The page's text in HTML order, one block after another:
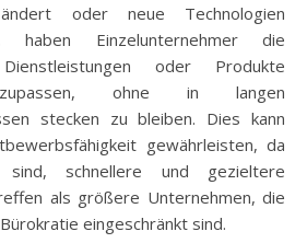
oder neue Technologien
haben Einzelunternehmer die
oder Produkte
ohne in langen
stecken zu bleiben. Dies kann
gewährleisten, da
schnellere und gezieltere
als größere Unternehmen, die
eingeschränkt sind.